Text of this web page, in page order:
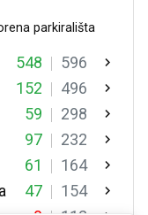
parkirališta
548
596
152
496
59
298
97
232
61
164
47
154